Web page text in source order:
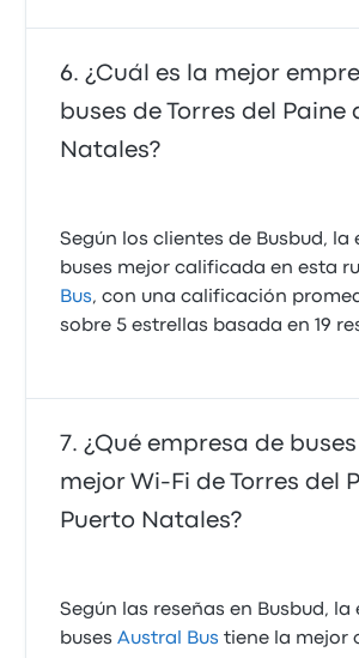
¿Cuál es la mejor
buses de Torres del Paine
Natales?
Según los clientes de Busbud, la
buses mejor calificada en esta
Bus, con una calificación
sobre 5 estrellas basada en 19
¿Qué empresa de buses
mejor Wi-Fi de Torres del
Puerto Natales?
Según las reseñas en Busbud, la
busesAustral Bus tiene la mejor